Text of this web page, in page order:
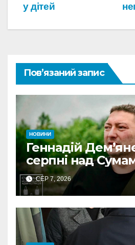
у дітей
Пов’язаний запис
НОВИНИ
Геннадій
серпні над
КАБів
СЕР 7, 2026